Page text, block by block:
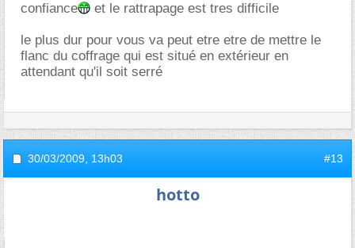
confiance
et le rattrapage est tres difficile
le plus dur pour vous va peut etre etre de mettre le
flanc du coffrage qui est situé en extérieur en
attendant qu'il soit serré
30/03/2009, 13h03 #13
hotto